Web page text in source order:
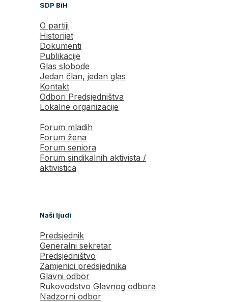
SDP BiH
O partiji
Historijat
Dokumenti
Publikacije
Glas slobode
Jedan član, jedan glas
Kontakt
Odbori Predsjedništva
Lokalne organizacije
Forum mladih
Forum žena
Forum seniora
Forum sindikalnih aktivista /
aktivistica
Naši ljudi
Predsjednik
Generalni sekretar
Predsjedništvo
Zamjenici predsjednika
Glavni odbor
Rukovodstvo Glavnog odbora
Nadzorni odbor